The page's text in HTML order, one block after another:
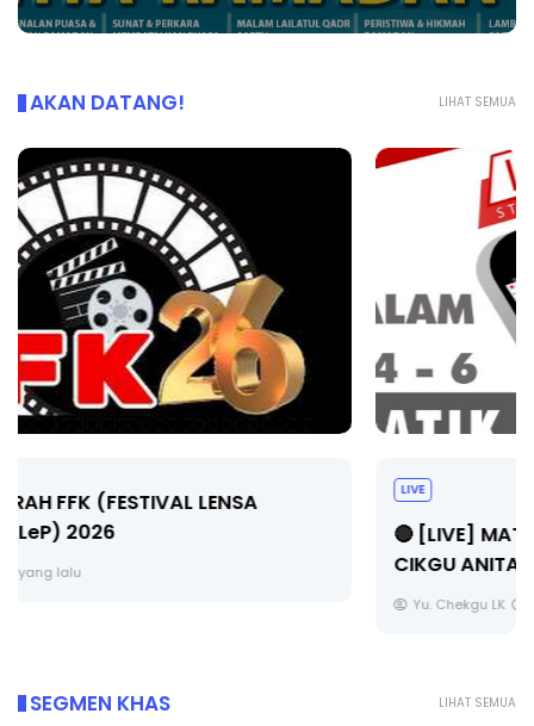
LIHAT SEMUA
AKAN DATANG!
🔴 [LIVE] MATEMATIK SR, WANG TAHUN 6 OLEH
CIKGU ANITA #ALLINONE #141 #...
LIHAT SEMUA
SEGMEN KHAS